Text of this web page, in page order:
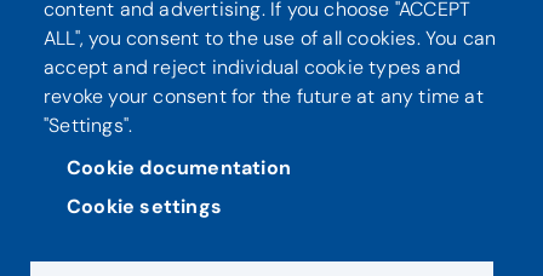
Tietosuoja Saavutettavuusseloste
content and advertising. If you choose "ACCEPT
ALL", you consent to the use of all cookies. You can
accept and reject individual cookie types and
revoke your consent for the future at any time at
"Settings".
Cookie documentation
Cookie settings